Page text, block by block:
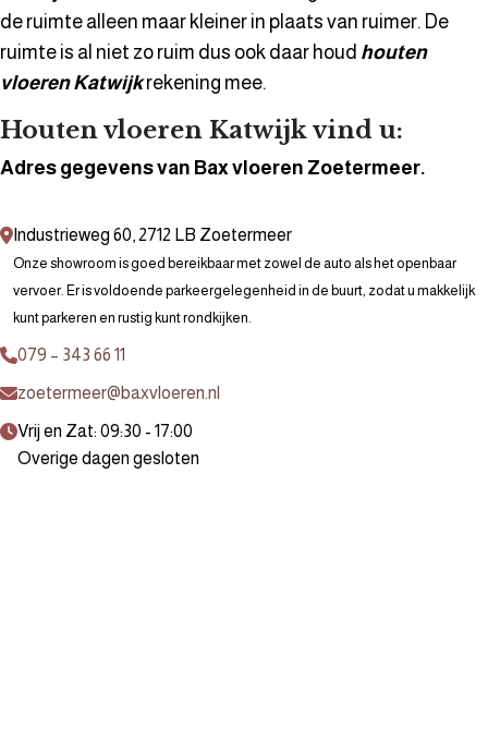
de ruimte alleen maar kleiner in plaats van ruimer. De
ruimte is al niet zo ruim dus ook daar houd houten
vloeren Katwijk rekening mee.
Houten vloeren Katwijk vind u:
Adres gegevens van Bax vloeren Zoetermeer.
Industrieweg 60, 2712 LB Zoetermeer
Onze showroom is goed bereikbaar met zowel de auto als het openbaar
vervoer. Er is voldoende parkeergelegenheid in de buurt, zodat u makkelijk
kunt parkeren en rustig kunt rondkijken.
079 – 343 66 11
zoetermeer@baxvloeren.nl
Vrij en Zat: 09:30 - 17:00
Overige dagen gesloten